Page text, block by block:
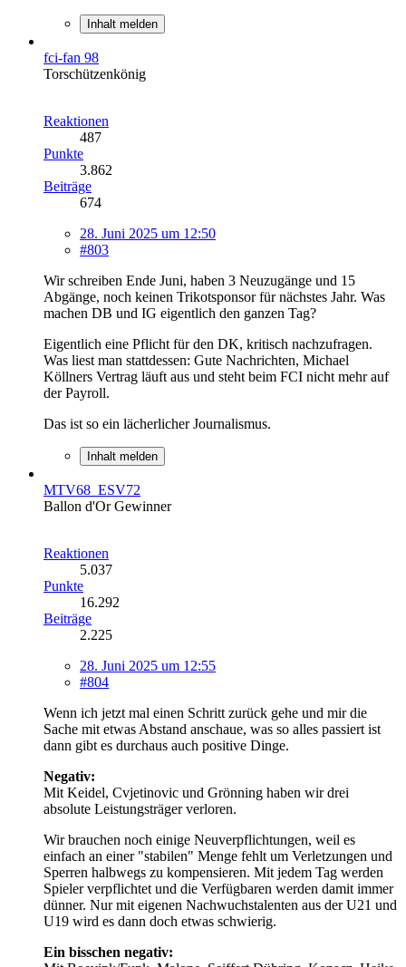
Inhalt melden
fci-fan 98
Torschützenkönig
Reaktionen
487
Punkte
3.862
Beiträge
674
28. Juni 2025 um 12:50
#803
Wir schreiben Ende Juni, haben 3 Neuzugänge und 15
Abgänge, noch keinen Trikotsponsor für nächstes Jahr. Was
machen DB und IG eigentlich den ganzen Tag?
Eigentlich eine Pflicht für den DK, kritisch nachzufragen.
Was liest man stattdessen: Gute Nachrichten, Michael
Köllners Vertrag läuft aus und steht beim FCI nicht mehr auf
der Payroll.
Das ist so ein lächerlicher Journalismus.
Inhalt melden
MTV68_ESV72
Ballon d'Or Gewinner
Reaktionen
5.037
Punkte
16.292
Beiträge
2.225
28. Juni 2025 um 12:55
#804
Wenn ich jetzt mal einen Schritt zurück gehe und mir die
Sache mit etwas Abstand anschaue, was so alles passiert ist
dann gibt es durchaus auch positive Dinge.
Negativ:
Mit Keidel, Cvjetinovic und Grönning haben wir drei
absolute Leistungsträger verloren.
Wir brauchen noch einige Neuverpflichtungen, weil es
einfach an einer "stabilen" Menge fehlt um Verletzungen und
Sperren halbwegs zu kompensieren. Mit jedem Tag werden
Spieler verpflichtet und die Verfügbaren werden damit immer
dünner. Nur mit eigenen Nachwuchstalenten aus der U21 und
U19 wird es dann doch etwas schwierig.
Ein bisschen negativ: